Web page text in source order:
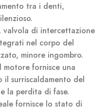
tra i denti,
valvola di intercettazione
nel corpo del
minore ingombro.
fornisce una
surriscaldamento del
la perdita di fase.
fornisce lo stato di